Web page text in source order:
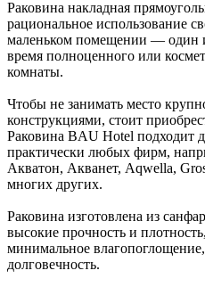
Раковина накладная
рациональное использование
маленьком помещении — один
время полноценного или
комнаты.
Чтобы не занимать место
конструкциями, стоит
Раковина BAU Hotel подходит
практически любых фирм,
Акватон, Акванет, Aqwella,
многих других.
Раковина изготовлена из
высокие прочность и
минимальное
долговечность.